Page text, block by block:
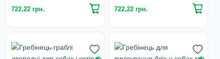
722,22 грн. 722,22 грн.